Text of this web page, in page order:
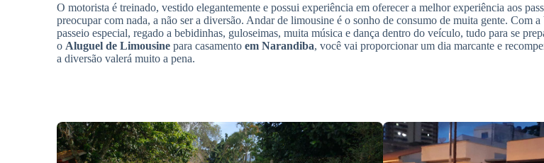
O motorista é treinado, vestido elegantemente e possui experiência em oferecer a melhor experiência aos
preocupar com nada, a não ser a diversão. Andar de limousine é o sonho de consumo de muita gente. Com
passeio especial, regado a bebidinhas, guloseimas, muita música e dança dentro do veículo, tudo para se
o Aluguel de Limousine para casamento em Narandiba, você vai proporcionar um dia marcante e
a diversão valerá muito a pena.